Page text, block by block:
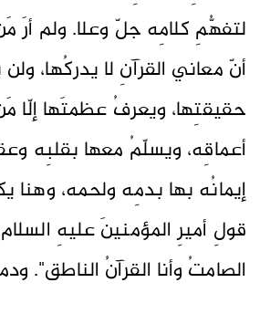
لتفهُّمِ كلامِه جلّ وعلا. ولم أرَ
أنّ معاني القرآنِ لا يدركُها،
حقيقتِها، ويعرفُ عظمتَها
أعماقِه، ويسلّمُ معها بقلبِه
إيمانُه بها بدمِه ولحمه، وهنا
قولِ أميرِ المؤمنينَ عليهِ
الصامتُ وأنا القرآنُ الناطق".